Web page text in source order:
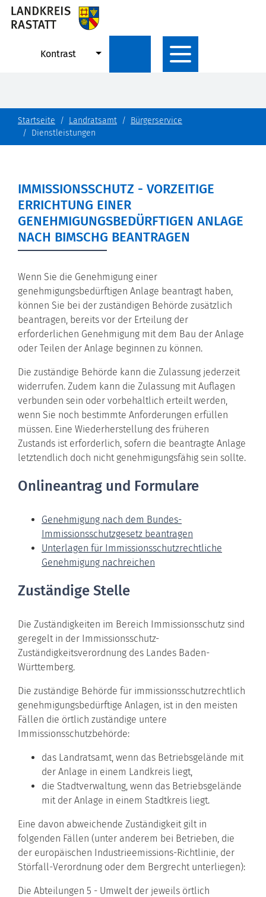
Kontrast
Startseite Landratsamt
Bürgerservice
Dienstleistungen
IMMISSIONSSCHUTZ - VORZEITIGE
ERRICHTUNG EINER
GENEHMIGUNGSBEDÜRFTIGEN ANLAGE
NACH BIMSCHG BEANTRAGEN
Wenn Sie die Genehmigung einer
genehmigungsbedürftigen Anlage beantragt haben,
können Sie bei der zuständigen Behörde zusätzlich
beantragen, bereits vor der Erteilung der
erforderlichen Genehmigung mit dem Bau der Anlage
oder Teilen der Anlage beginnen zu können.
Die zuständige Behörde kann die Zulassung jederzeit
widerrufen. Zudem kann die Zulassung mit Auflagen
verbunden sein oder vorbehaltlich erteilt werden,
wenn Sie noch bestimmte Anforderungen erfüllen
müssen. Eine Wiederherstellung des früheren
Zustands ist erforderlich, sofern die beantragte Anlage
letztendlich doch nicht genehmigungsfähig sein sollte.
Onlineantrag und Formulare
Genehmigung nach dem Bundes-
Immissionsschutzgesetz beantragen
Unterlagen für Immissionsschutzrechtliche
Genehmigung nachreichen
Zuständige Stelle
Die Zuständigkeiten im Bereich Immissionsschutz sind
geregelt in der Immissionsschutz-
Zuständigkeitsverordnung des Landes Baden-
Württemberg.
Die zuständige Behörde für immissionsschutzrechtlich
genehmigungsbedürftige Anlagen, ist in den meisten
Fällen die örtlich zuständige untere
Immissionsschutzbehörde:
das Landratsamt, wenn das Betriebsgelände mit
der Anlage in einem Landkreis liegt,
die Stadtverwaltung, wenn das Betriebsgelände
mit der Anlage in einem Stadtkreis liegt.
Eine davon abweichende Zuständigkeit gilt in
folgenden Fällen (unter anderem bei Betrieben, die
der europäischen Industrieemissions-Richtlinie, der
Störfall-Verordnung oder dem Bergrecht unterliegen):
Die Abteilungen 5 - Umwelt der jeweils örtlich